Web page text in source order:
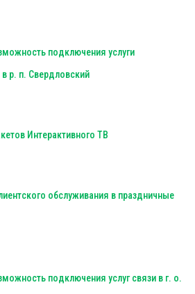
подключения услуги
р. п. Свердловский
Интерактивного ТВ
обслуживания в праздничные
подключения услуг связи в г. о.